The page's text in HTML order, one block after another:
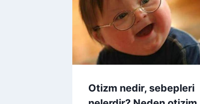
Otizm nedir, sebepleri